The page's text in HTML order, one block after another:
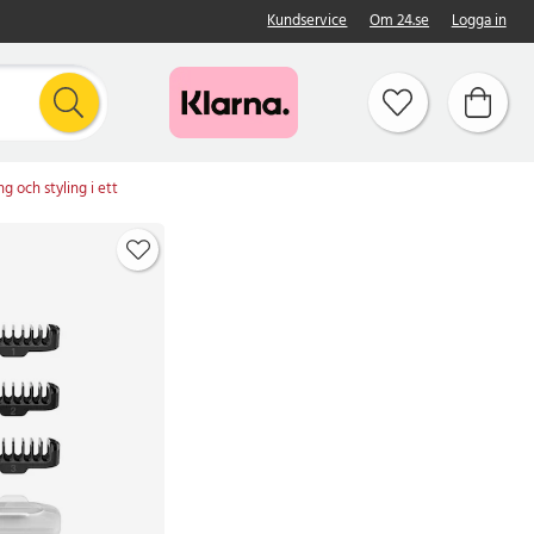
Kundservice Om 24.se Logga in
och styling i ett